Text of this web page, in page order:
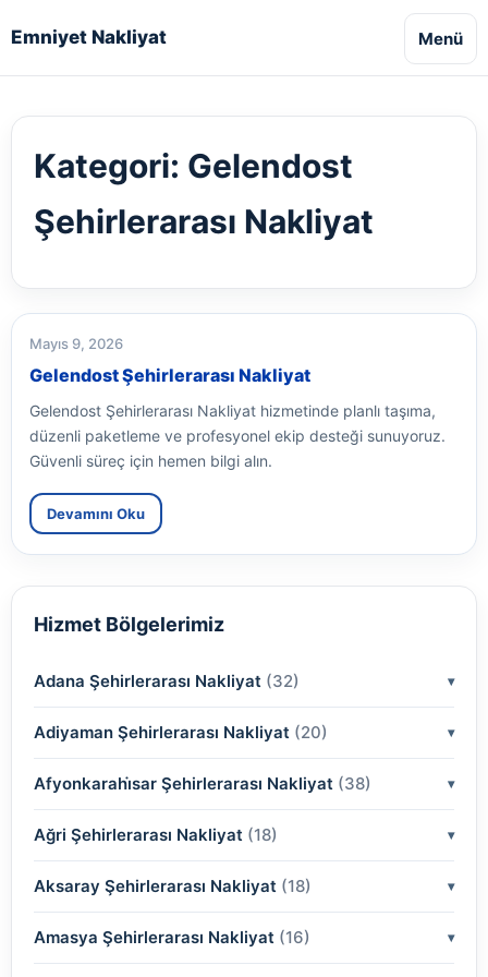
Emniyet Nakliyat Menü
Kategori: Gelendost
Şehirlerarası Nakliyat
Mayıs 9, 2026
Gelendost Şehirlerarası Nakliyat
Gelendost Şehirlerarası Nakliyat hizmetinde planlı taşıma,
düzenli paketleme ve profesyonel ekip desteği sunuyoruz.
Güvenli süreç için hemen bilgi alın.
Devamını Oku
Hizmet Bölgelerimiz
Adana Şehirlerarası Nakliyat (32)
(2)
(2)
(2)
(2)
(2)
Adiyaman Şehirlerarası Nakliyat (20)
(2)
(2)
(2)
(2)
Afyonkarahi̇sar Şehirlerarası Nakliyat (38)
(2)
(2)
(2)
Ağri Şehirlerarası Nakliyat (18)
(2)
(2)
Aksaray Şehirlerarası Nakliyat (18)
(2)
Amasya Şehirlerarası Nakliyat (16)